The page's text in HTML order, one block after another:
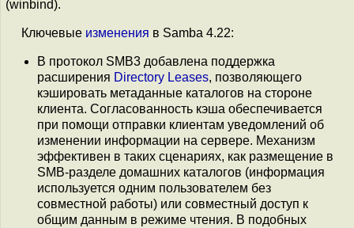
(winbind).
Ключевые изменения в Samba 4.22:
В протокол SMB3 добавлена поддержка
расширения Directory Leases, позволяющего
кэшировать метаданные каталогов на стороне
клиента. Согласованность кэша обеспечивается
при помощи отправки клиентам уведомлений об
изменении информации на сервере. Механизм
эффективен в таких сценариях, как размещение в
SMB-разделе домашних каталогов (информация
используется одним пользователем без
совместной работы) или совместный доступ к
общим данным в режиме чтения. В подобных